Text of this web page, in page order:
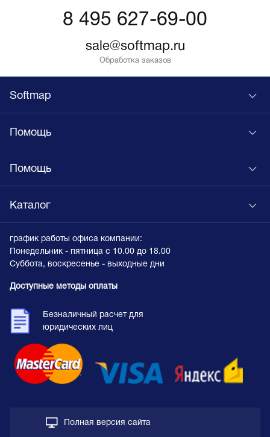
8 495 627-69-00
sale@softmap.ru
Обработка заказов
Softmap
Помощь
Помощь
Каталог
график работы офиса компании:
Понедельник - пятница с 10.00 до 18.00
Суббота, воскресенье - выходные дни
Доступные методы оплаты
Безналичный расчет для
юридических лиц
Полная версия сайта